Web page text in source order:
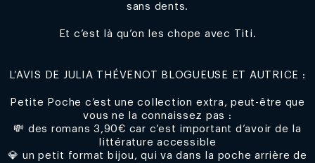
sans dents.
Et c’est là qu’on les chope avec Titi.
L’AVIS DE JULIA THÉVENOT BLOGUEUSE ET AUTRICE :
Petite Poche c’est une collection extra, peut-être que
vous ne la connaissez pas :
💸 des romans 3,90€ car c’est important d’avoir de la
littérature accessible
💎 un petit format bijou, qui va dans la poche arrière de